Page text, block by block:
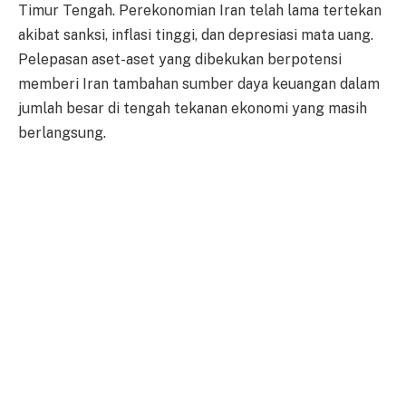
Timur Tengah. Perekonomian Iran telah lama tertekan
akibat sanksi, inflasi tinggi, dan depresiasi mata uang.
Pelepasan aset-aset yang dibekukan berpotensi
memberi Iran tambahan sumber daya keuangan dalam
jumlah besar di tengah tekanan ekonomi yang masih
berlangsung.